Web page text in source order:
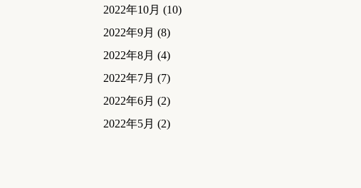
2022年10月 (10)
2022年9月 (8)
2022年8月 (4)
2022年7月 (7)
2022年6月 (2)
2022年5月 (2)